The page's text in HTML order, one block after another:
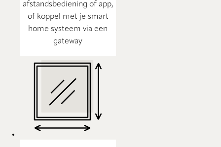
afstandsbediening of app,
of koppel met je smart
home systeem via een
gateway